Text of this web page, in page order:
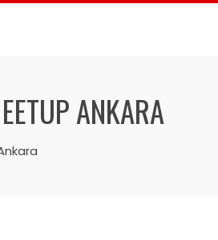
ANKARA